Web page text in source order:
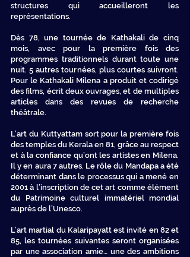
structures qui accueilleront les
représentations.
Dès 78, une tournée de Kathakali de cinq
mois, avec pour la première fois des
programmes traditionnels durant toute une
nuit. 5 autres tournées, plus courtes suivront.
Pour le Kathakali Milena a produit et codirigé
des films, écrit deux ouvrages, et de multiples
articles dans des revues de recherche
théâtrale.
L’art du Kuttyattam sort pour la première fois
des temples du Kerala en 81, grâce au respect
et à la confiance qu’ont les artistes en Milena.
Il y en aura 7 autres. Le rôle du Mandapa a été
déterminant dans le processus qui a mené en
2001 à l’inscription de cet art comme élément
du Patrimoine culturel immatériel mondial
auprès de l’Unesco.
L’art martial du Kalaripayatt est invité en 82 et
85, les tournées suivantes seront organisées
par une association amie… une des ambitions